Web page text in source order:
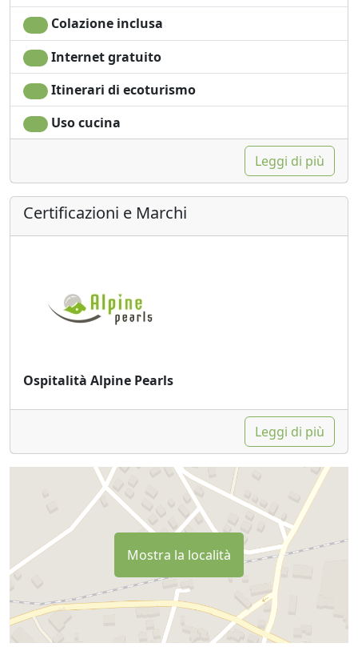
Colazione inclusa
Internet gratuito
Itinerari di ecoturismo
Uso cucina
Leggi di più
Certificazioni e Marchi
Ospitalità Alpine Pearls
Leggi di più
Mostra la località